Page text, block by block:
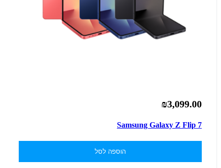
₪3,099.00
Samsung Galaxy Z Flip 7
הוספה לסל